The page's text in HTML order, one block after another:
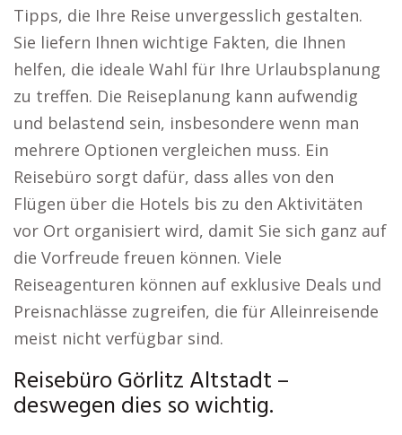
Tipps, die Ihre Reise unvergesslich gestalten.
Sie liefern Ihnen wichtige Fakten, die Ihnen
helfen, die ideale Wahl für Ihre Urlaubsplanung
zu treffen. Die Reiseplanung kann aufwendig
und belastend sein, insbesondere wenn man
mehrere Optionen vergleichen muss. Ein
Reisebüro sorgt dafür, dass alles von den
Flügen über die Hotels bis zu den Aktivitäten
vor Ort organisiert wird, damit Sie sich ganz auf
die Vorfreude freuen können. Viele
Reiseagenturen können auf exklusive Deals und
Preisnachlässe zugreifen, die für Alleinreisende
meist nicht verfügbar sind.
Reisebüro Görlitz Altstadt –
deswegen dies so wichtig.